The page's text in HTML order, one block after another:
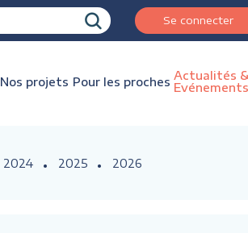
Se connecter
Nos projets Pour les proches Actualités
Evénements
2024 2025 2026